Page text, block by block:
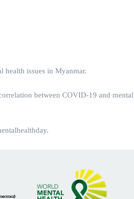
issues in Myanmar.
between COVID-19 and mental